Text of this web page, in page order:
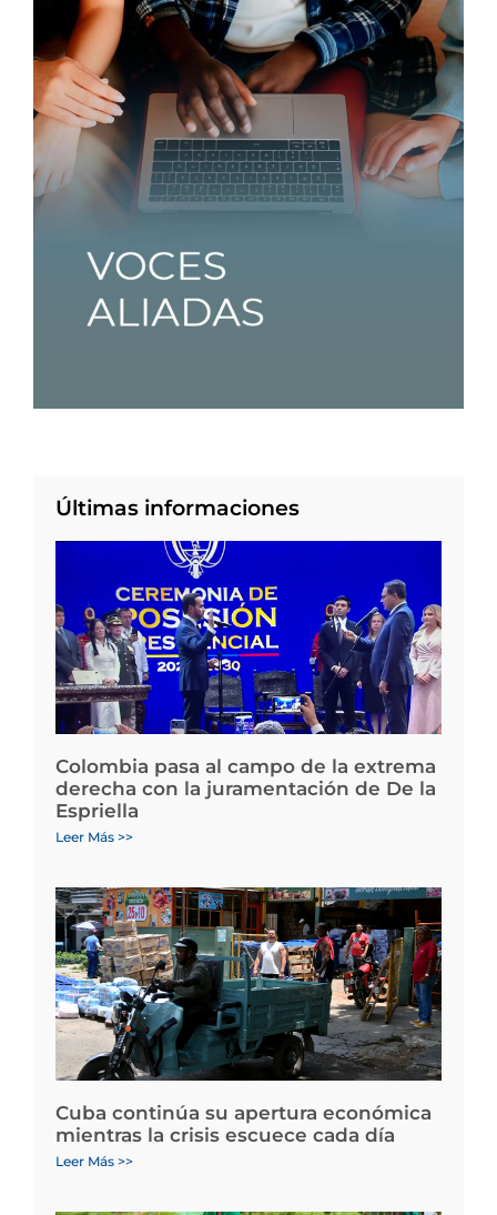
Últimas informaciones
Colombia pasa al campo de la extrema
derecha con la juramentación de De la
Espriella
Leer Más >>
Cuba continúa su apertura económica
mientras la crisis escuece cada día
Leer Más >>